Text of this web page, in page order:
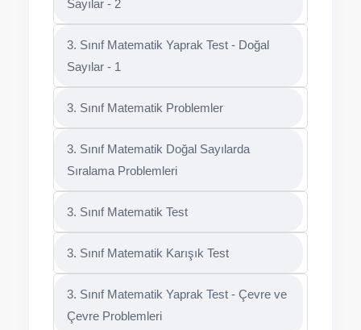
Sayılar - 2
3. Sınıf Matematik Yaprak Test - Doğal
Sayılar - 1
3. Sınıf Matematik Problemler
3. Sınıf Matematik Doğal Sayılarda
Sıralama Problemleri
3. Sınıf Matematik Test
3. Sınıf Matematik Karışık Test
3. Sınıf Matematik Yaprak Test - Çevre ve
Çevre Problemleri